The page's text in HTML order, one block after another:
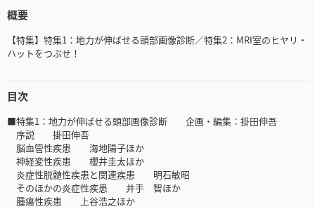
概要
【特集】特集1：地力が伸ばせる頭部画像診断／特集2：MRI室のヒヤリ・
ハットをつぶせ！
目次
■特集1：地力が伸ばせる頭部画像診断 企画・編集：掛田伸吾
序説 掛田伸吾
脳血管性疾患 海地陽子ほか
神経変性疾患 櫻井圭太ほか
炎症性脱髄性疾患と関連疾患 明石敏昭
そのほかの炎症性疾患 井手 智ほか
腫瘍性疾患 上谷浩之ほか